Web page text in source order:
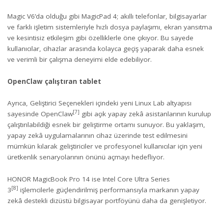
Magic V6’da olduğu gibi MagicPad 4; akıllı telefonlar, bilgisayarlar
ve farklı işletim sistemleriyle hızlı dosya paylaşımı, ekran yansıtma
ve kesintisiz etkileşim gibi özelliklerle öne çıkıyor. Bu sayede
kullanıcılar, cihazlar arasında kolayca geçiş yaparak daha esnek
ve verimli bir çalışma deneyimi elde edebiliyor.
OpenClaw çalıştıran tablet
Ayrıca, Geliştirici Seçenekleri içindeki yeni Linux Lab altyapısı
sayesinde OpenClaw[7] gibi açık yapay zekâ asistanlarının kurulup
çalıştırılabildiği esnek bir geliştirme ortamı sunuyor. Bu yaklaşım,
yapay zekâ uygulamalarının cihaz üzerinde test edilmesini
mümkün kılarak geliştiriciler ve profesyonel kullanıcılar için yeni
üretkenlik senaryolarının önünü açmayı hedefliyor.
HONOR MagicBook Pro 14 ise Intel Core Ultra Series
3[8] işlemcilerle güçlendirilmiş performansıyla markanın yapay
zekâ destekli dizüstü bilgisayar portföyünü daha da genişletiyor.